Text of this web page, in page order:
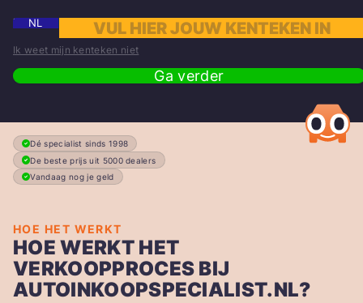
NL
Ik weet mijn kenteken niet
Ga verder
Dé specialist sinds 1998
De beste prijs uit 5000 dealers
Vandaag nog je geld
HOE HET WERKT
HOE WERKT HET
VERKOOPPROCES BIJ
AUTOINKOOPSPECIALIST.NL?